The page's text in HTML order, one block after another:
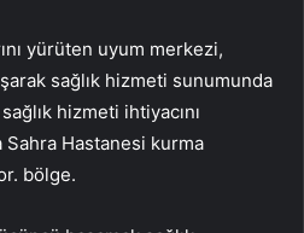
yürüten uyum merkezi,
sağlık hizmeti sunumunda
hizmeti ihtiyacını
Sahra Hastanesi kurma
bölge.